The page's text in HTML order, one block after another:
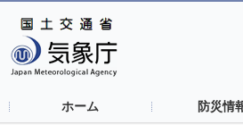
ホーム 防災情